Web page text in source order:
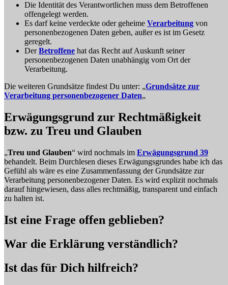
Die Identität des Verantwortlichen muss dem Betroffenen
offengelegt werden.
Es darf keine verdeckte oder geheime Verarbeitung von
personenbezogenen Daten geben, außer es ist im Gesetz
geregelt.
DerBetroffene hat das Recht auf Auskunft seiner
personenbezogenen Daten unabhängig vom Ort der
Verarbeitung.
Die weiteren Grundsätze findest Du unter: „Grundsätze zur
Verarbeitung personenbezogener Daten„
Erwägungsgrund zur Rechtmäßigkeit
bzw. zu Treu und Glauben
„Treu und Glauben“ wird nochmals im Erwägungsgrund 39
behandelt. Beim Durchlesen dieses Erwägungsgrundes habe ich das
Gefühl als wäre es eine Zusammenfassung der Grundsätze zur
Verarbeitung personenbezogener Daten. Es wird explizit nochmals
darauf hingewiesen, dass alles rechtmäßig, transparent und einfach
zu halten ist.
Ist eine Frage offen geblieben?
War die Erklärung verständlich?
Ist das für Dich hilfreich?